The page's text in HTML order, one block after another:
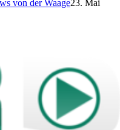
von der Waage23. Mai